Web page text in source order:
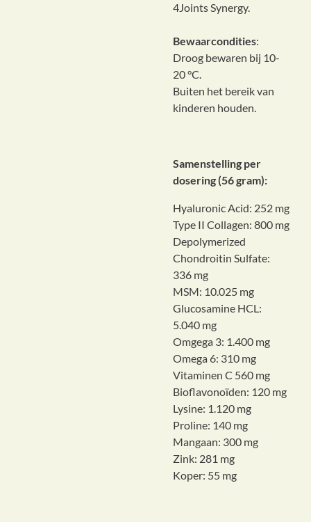
4Joints Synergy.
Bewaarcondities:
Droog bewaren bij 10-
20 °C.
Buiten het bereik van
kinderen houden.
Samenstelling per
dosering (56 gram):
Hyaluronic Acid: 252 mg
Type II Collagen: 800 mg
Depolymerized
Chondroitin Sulfate:
336 mg
MSM: 10.025 mg
Glucosamine HCL:
5.040 mg
Omgega 3: 1.400 mg
Omega 6: 310 mg
Vitaminen C 560 mg
Bioflavonoïden: 120 mg
Lysine: 1.120 mg
Proline: 140 mg
Mangaan: 300 mg
Zink: 281 mg
Koper: 55 mg